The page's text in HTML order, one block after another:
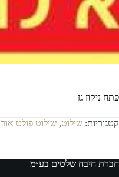
פתח ניקוז גז
קטגוריות: שילוט, שילוט פולט אור
חברת חיבח שלטים בע״מ